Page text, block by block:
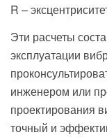
R –
Эти расчеты
эксплуатации
инженером или
проектирования
точный и